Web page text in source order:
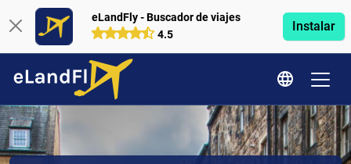
eLandFly - Buscador de viajes
4.5
Instalar